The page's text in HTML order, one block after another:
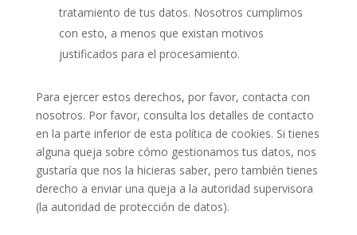
tratamiento de tus datos. Nosotros cumplimos
con esto, a menos que existan motivos
justificados para el procesamiento.
Para ejercer estos derechos, por favor, contacta con
nosotros. Por favor, consulta los detalles de contacto
en la parte inferior de esta política de cookies. Si tienes
alguna queja sobre cómo gestionamos tus datos, nos
gustaría que nos la hicieras saber, pero también tienes
derecho a enviar una queja a la autoridad supervisora
(la autoridad de protección de datos).